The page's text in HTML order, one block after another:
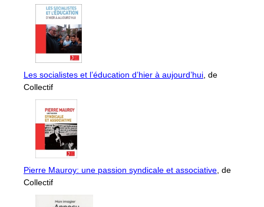
Les socialistes et l’éducation d’hier à aujourd’hui , de
Collectif
Pierre Mauroy: une passion syndicale et associative , de
Collectif